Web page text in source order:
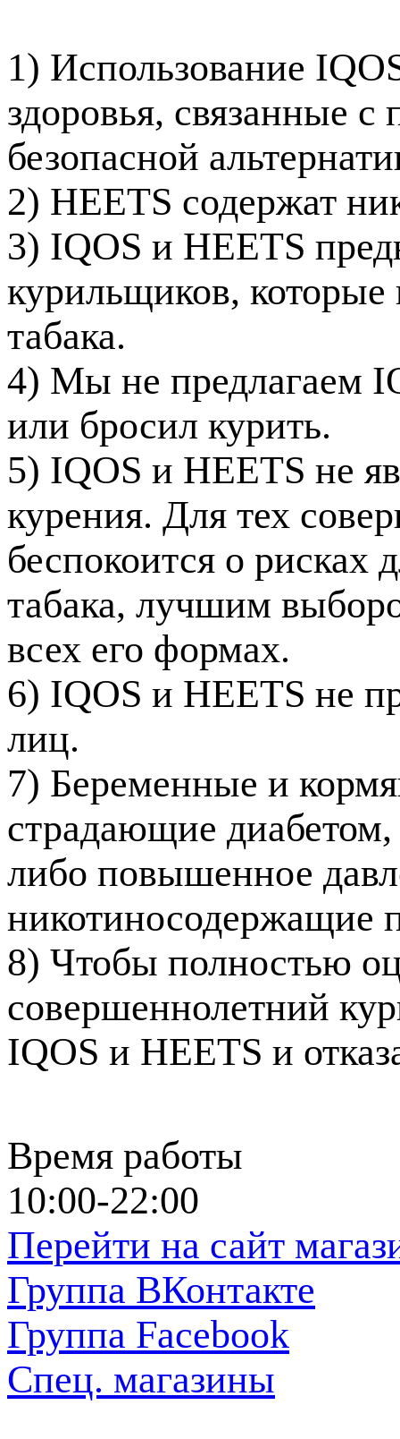
1) Использование
здоровья, связанные с
безопасной
2) HEETS содержат
3) IQOS и HEETS
курильщиков, которые
табака.
4) Мы не предлагаем
или бросил курить.
5) IQOS и HEETS не
курения. Для тех
беспокоится о рисках
табака, лучшим
всех его формах.
6) IQOS и HEETS не
лиц.
7) Беременные и
страдающие
либо повышенное
никотиносодержащие
8) Чтобы полностью
совершеннолетний
IQOS и HEETS и
Время работы
10:00-22:00
Перейти на сайт
Группа ВКонтакте
Группа Facebook
Спец. магазины